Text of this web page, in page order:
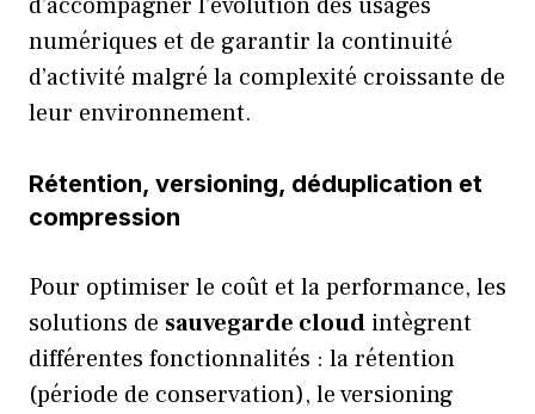
d’accompagner l’évolution des usages
numériques et de garantir la continuité
d’activité malgré la complexité croissante de
leur environnement.
Rétention, versioning, déduplication et
compression
Pour optimiser le coût et la performance, les
solutions de sauvegarde cloud intègrent
différentes fonctionnalités : la rétention
(période de conservation), le versioning